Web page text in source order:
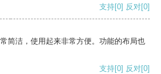
支持[0] 反对[0]
简洁，使用起来非常方便。功能的布局也
支持[0] 反对[0]